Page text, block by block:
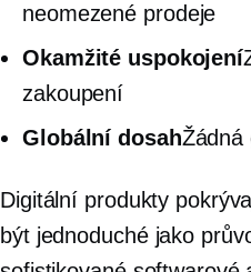
neomezené prodeje
Okamžité uspokojení
zakoupení
Globální dosahŽádná
Digitální produkty
být jednoduché jako